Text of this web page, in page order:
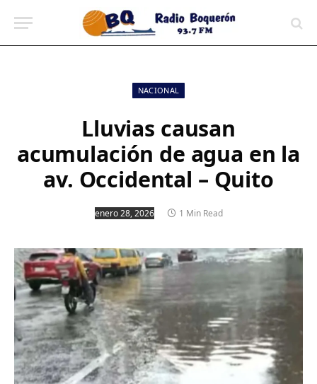
NACIONAL
Lluvias causan
acumulación de agua en la
av. Occidental – Quito
enero 28, 2026 1 Min Read